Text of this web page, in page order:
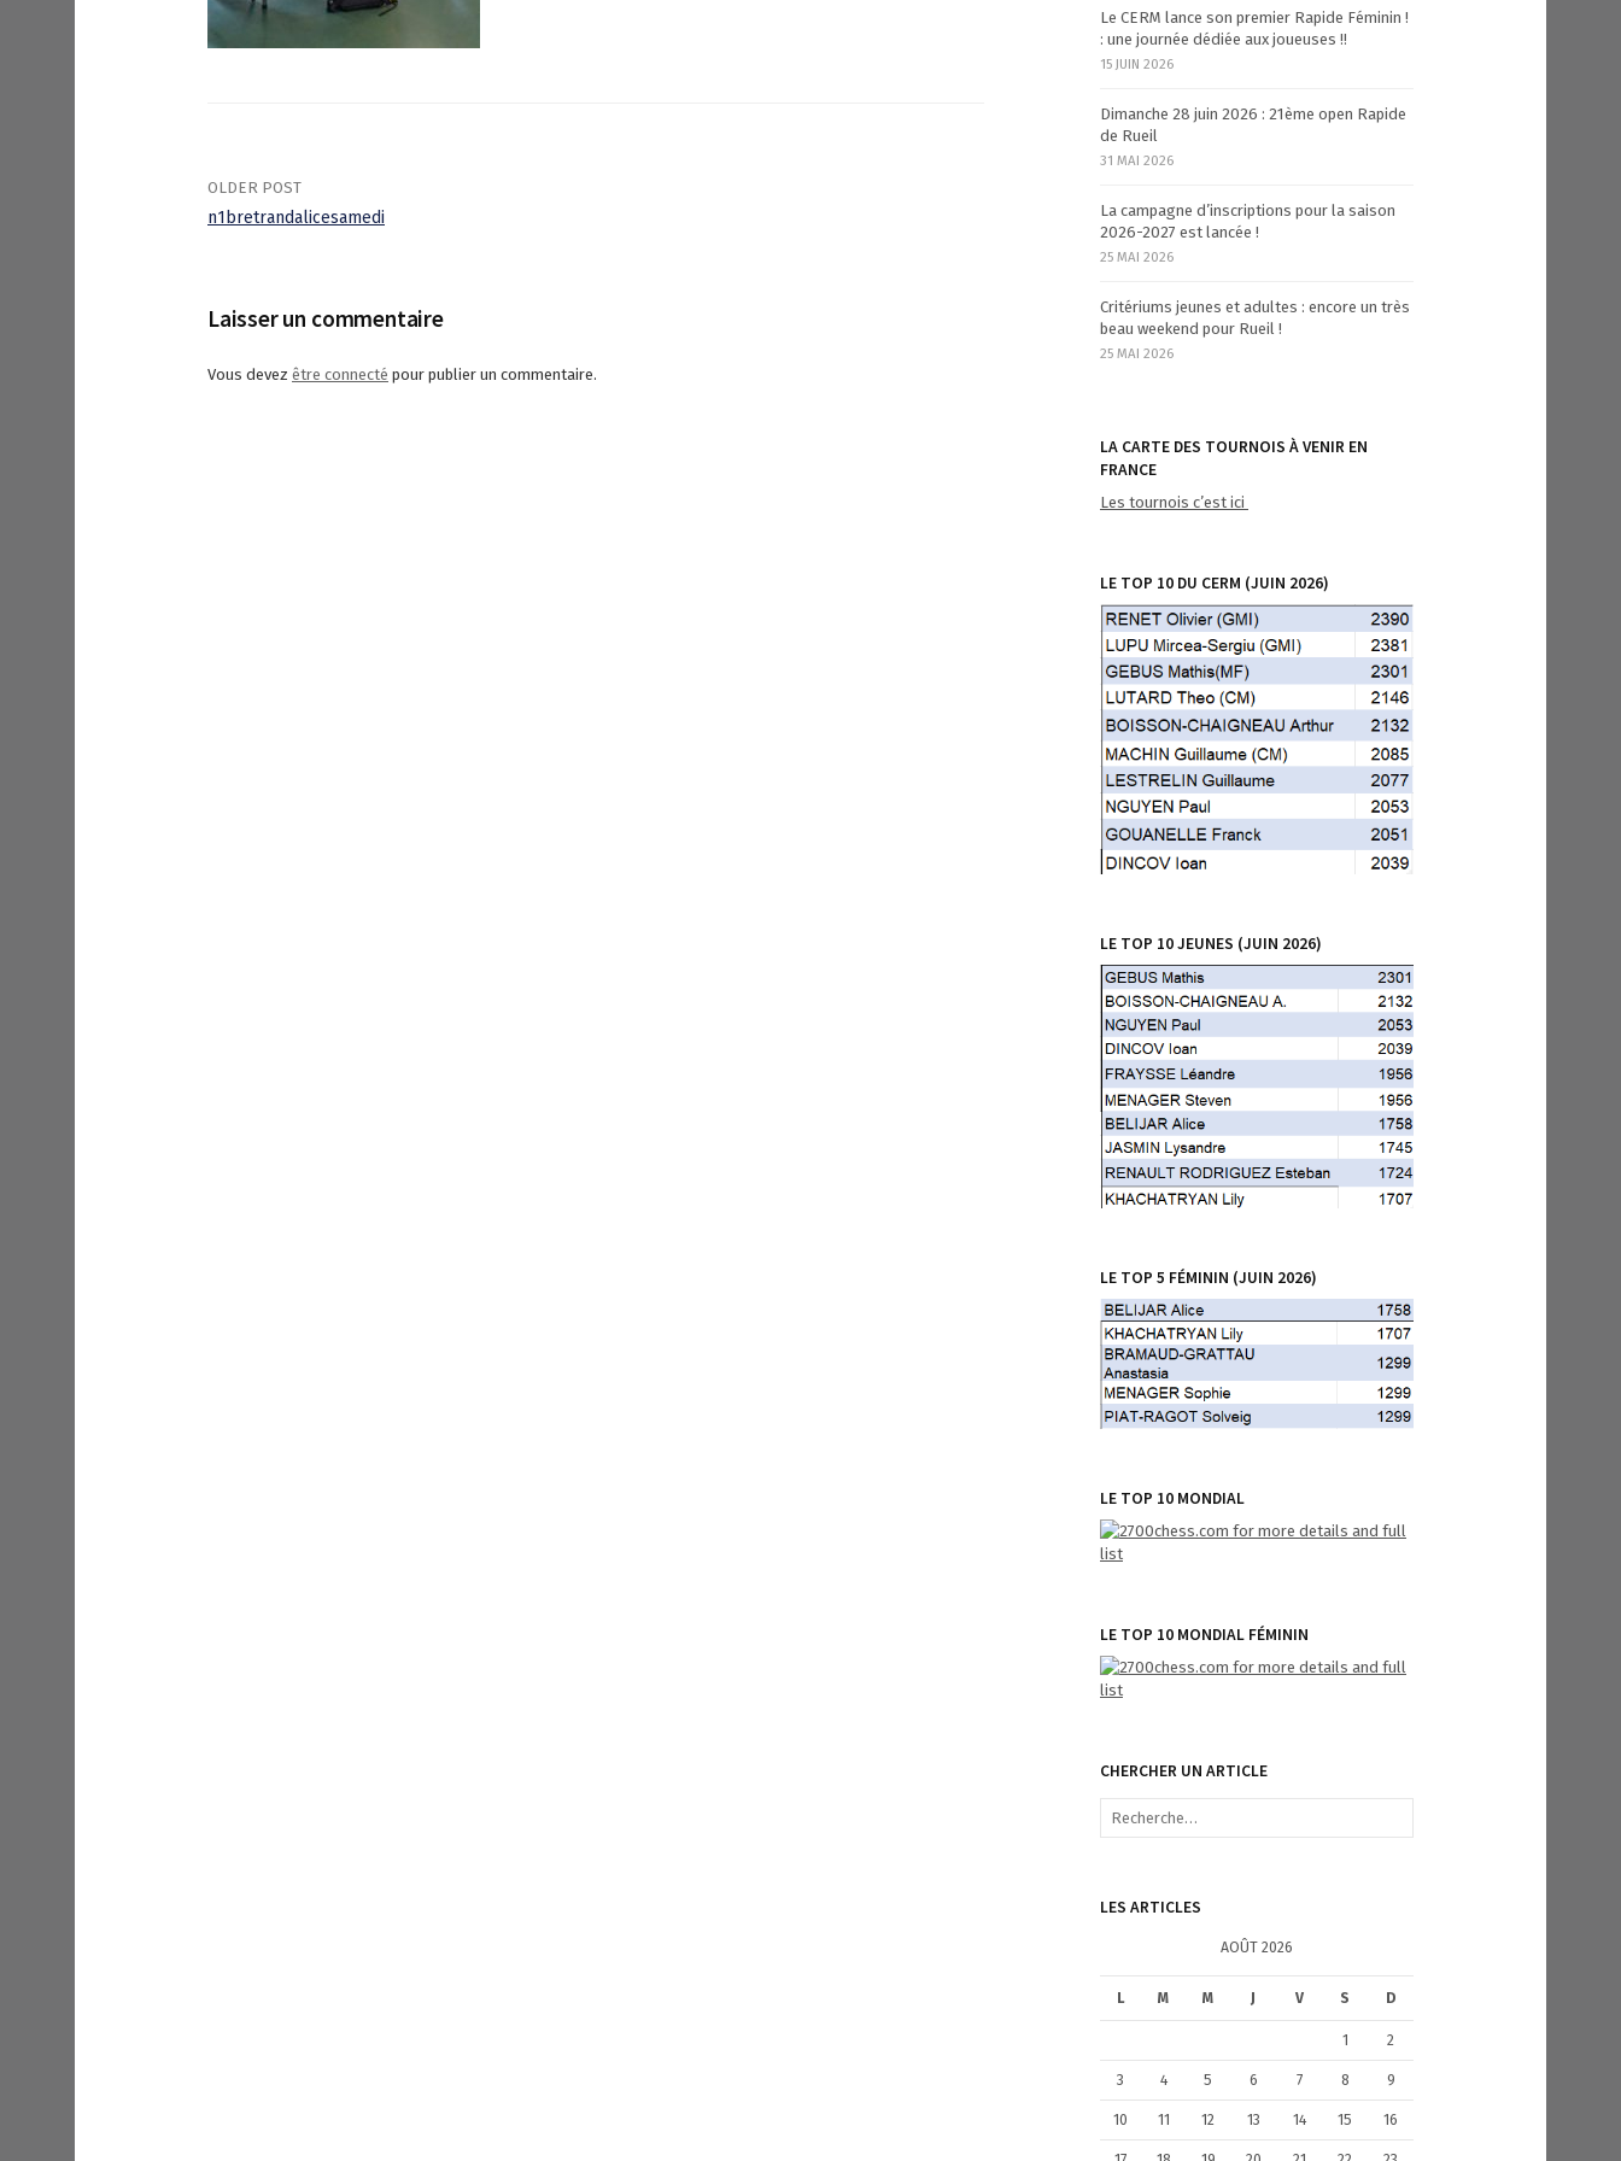
o
s
OLDER POST
n1bretrandalicesamedi
Laisser un commentaire
Vous devez être connecté pour publier un commentaire.
Le CERM lance son premier Rapide Féminin !
: une journée dédiée aux joueuses !!
15 JUIN 2026
Dimanche 28 juin 2026 : 21ème open Rapide
de Rueil
31 MAI 2026
La campagne d’inscriptions pour la saison
2026-2027 est lancée !
25 MAI 2026
Critériums jeunes et adultes : encore un très
beau weekend pour Rueil !
25 MAI 2026
LA CARTE DES TOURNOIS À VENIR EN
FRANCE
Les tournois c’est ici
LE TOP 10 DU CERM (JUIN 2026)
LE TOP 10 JEUNES (JUIN 2026)
LE TOP 5 FÉMININ (JUIN 2026)
LE TOP 10 MONDIAL
LE TOP 10 MONDIAL FÉMININ
CHERCHER UN ARTICLE
R
r
:
LES ARTICLES
AOÛT 2026
L M M J V S D
1 2
3 4 5 6 7 8 9
10 11 12 13 14 15 16